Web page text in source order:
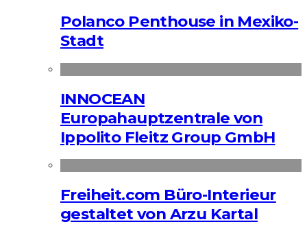
Polanco Penthouse in Mexiko-
Stadt
INNOCEAN
Europahauptzentrale von
Ippolito Fleitz Group GmbH
Freiheit.com Büro-Interieur
gestaltet von Arzu Kartal